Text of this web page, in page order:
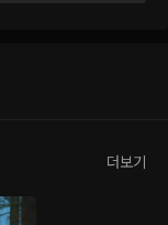
더보기